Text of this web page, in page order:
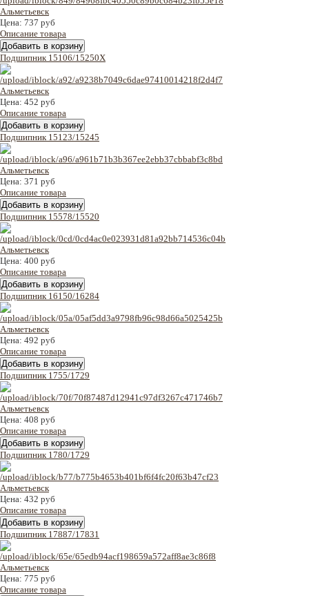
Цена: 737 руб
Описание товара
Подшипник 15106/15250X
Цена: 452 руб
Описание товара
Подшипник 15123/15245
Цена: 371 руб
Описание товара
Подшипник 15578/15520
Цена: 400 руб
Описание товара
Подшипник 16150/16284
Цена: 492 руб
Описание товара
Подшипник 1755/1729
Цена: 408 руб
Описание товара
Подшипник 1780/1729
Цена: 432 руб
Описание товара
Подшипник 17887/17831
Цена: 775 руб
Описание товара